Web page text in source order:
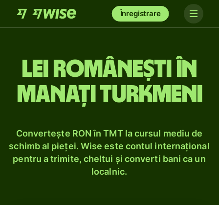
Înregistrare
Lei românești în
manați turkmeni
Convertește RON în TMT la cursul mediu de
schimb al pieței. Wise este contul internațional
pentru a trimite, cheltui și converti bani ca un
localnic.